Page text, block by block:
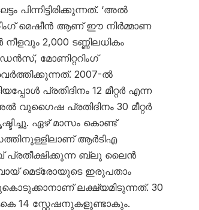
‘അൽ
മെഷീൻ ആണ് ഈ നിർമ്മാണ
2,000 ടണ്ണിലധികം
മോണിറ്ററിംഗ്
2007-ൽ
പ്രതിദിനം 12 മീറ്റർ എന്ന
വുഗൈഷ പ്രതിദിനം 30 മീറ്റർ
ഏഴ് മാസം കൊണ്ട്
ആർടിഎ
പ്രതീക്ഷിക്കുന്ന ബ്ലൂ ലൈൻ
മെട്രോയുടെ ഇരുപതാം
ലക്ഷ്യമിടുന്നത്. 30
14 സ്റ്റേഷനുകളുണ്ടാകും.